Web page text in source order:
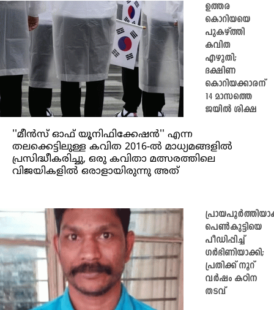
ഉത്തര
കൊറിയയെ
പുകഴ്ത്തി
കവിത
എഴുതി;
ദക്ഷിണ
കൊറിയക്കാരന്
14 മാസത്തെ
ജയിൽ ശിക്ഷ
''മീൻസ് ഓഫ് യൂനിഫിക്കേഷൻ'' എന്ന
തലക്കെട്ടിലുള്ള കവിത 2016-ൽ മാധ്യമങ്ങളിൽ
പ്രസിദ്ധീകരിച്ചു, ഒരു കവിതാ മത്സരത്തിലെ
വിജയികളിൽ ഒരാളായിരുന്നു അത്
പെൺകുട്ടിയെ
പീഡിപ്പിച്ച്
ഗർഭിണിയാക്കി;
പ്രതിക്ക് നൂറ്
വർഷം കഠിന
തടവ്